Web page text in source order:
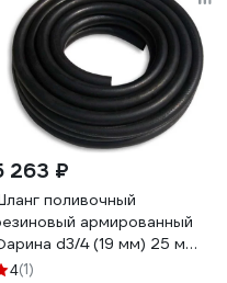
263 ₽
поливочный
армированный
d3/4 (19 мм) 25 м
163116
4(1)